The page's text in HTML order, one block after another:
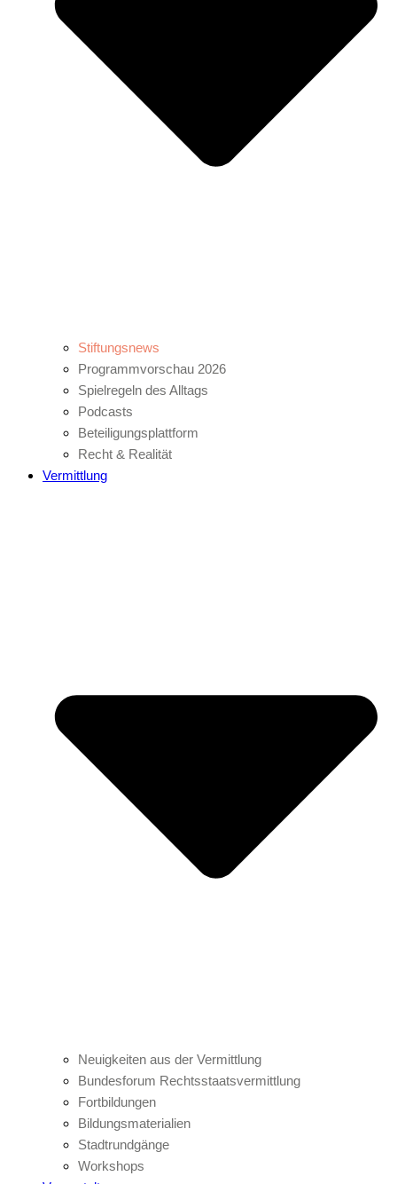
Stiftungsnews
Programmvorschau 2026
Spielregeln des Alltags
Podcasts
Beteiligungsplattform
Recht & Realität
Vermittlung
Neuigkeiten aus der Vermittlung
Bundesforum Rechtsstaatsvermittlung
Fortbildungen
Bildungsmaterialien
Stadtrundgänge
Workshops